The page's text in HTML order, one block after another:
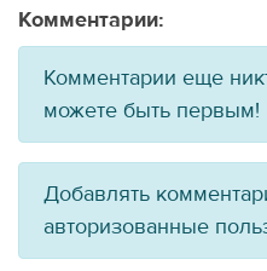
Комментарии:
Комментарии еще
можете быть первым!
Добавлять
авторизованные